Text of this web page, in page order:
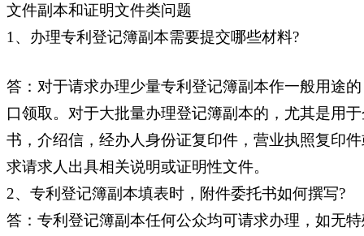
文件副本和证明文件类问题
1、办理专利登记簿副本需要提交哪些材料?
答：对于请求办理少量专利登记簿副本作一般用途
口领取。对于大批量办理登记簿副本的，尤其是用
书，介绍信，经办人身份证复印件，营业执照复印
求请求人出具相关说明或证明性文件。
2、专利登记簿副本填表时，附件委托书如何撰写?
答：专利登记簿副本任何公众均可请求办理，如无